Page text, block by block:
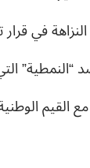
في
“النمطية”
القيم